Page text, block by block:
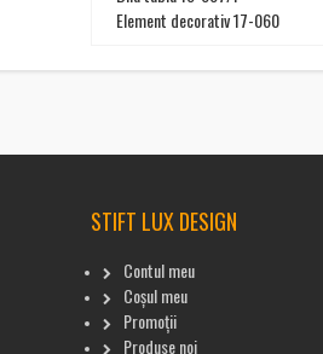
Element decorativ 17-060
STIFT LUX DESIGN
Contul meu
Coșul meu
Promoții
Produse noi